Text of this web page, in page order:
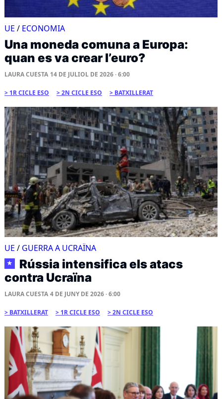
UE / ECONOMIA
Una moneda comuna a Europa:
quan es va crear l’euro?
LAURA CUESTA 14 DE JULIOL DE 2026 · 6:00
1R CICLE ESO 2N CICLE ESO BATXILLERAT
UE / GUERRA A UCRAÏNA
★
Rússia intensifica els atacs
contra Ucraïna
LAURA CUESTA 4 DE JUNY DE 2026 · 6:00
BATXILLERAT 1R CICLE ESO 2N CICLE ESO